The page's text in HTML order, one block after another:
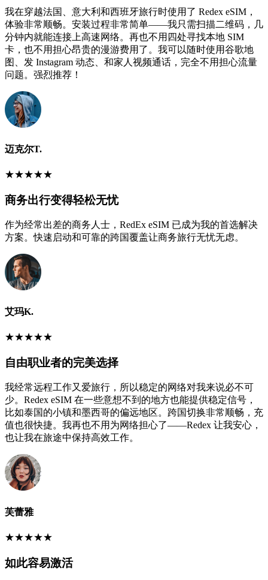
我在穿越法国、意大利和西班牙旅行时使用了 Redex eSIM，
体验非常顺畅。安装过程非常简单——我只需扫描二维码，几
分钟内就能连接上高速网络。再也不用四处寻找本地 SIM
卡，也不用担心昂贵的漫游费用了。我可以随时使用谷歌地
图、发 Instagram 动态、和家人视频通话，完全不用担心流量
问题。强烈推荐！
迈克尔T.
★★★★★
商务出行变得轻松无忧
作为经常出差的商务人士，RedEx eSIM 已成为我的首选解决
方案。快速启动和可靠的跨国覆盖让商务旅行无忧无虑。
艾玛K.
★★★★★
自由职业者的完美选择
我经常远程工作又爱旅行，所以稳定的网络对我来说必不可
少。Redex eSIM 在一些意想不到的地方也能提供稳定信号，
比如泰国的小镇和墨西哥的偏远地区。跨国切换非常顺畅，充
值也很快捷。我再也不用为网络担心了——Redex 让我安心，
也让我在旅途中保持高效工作。
芙蕾雅
★★★★★
如此容易激活